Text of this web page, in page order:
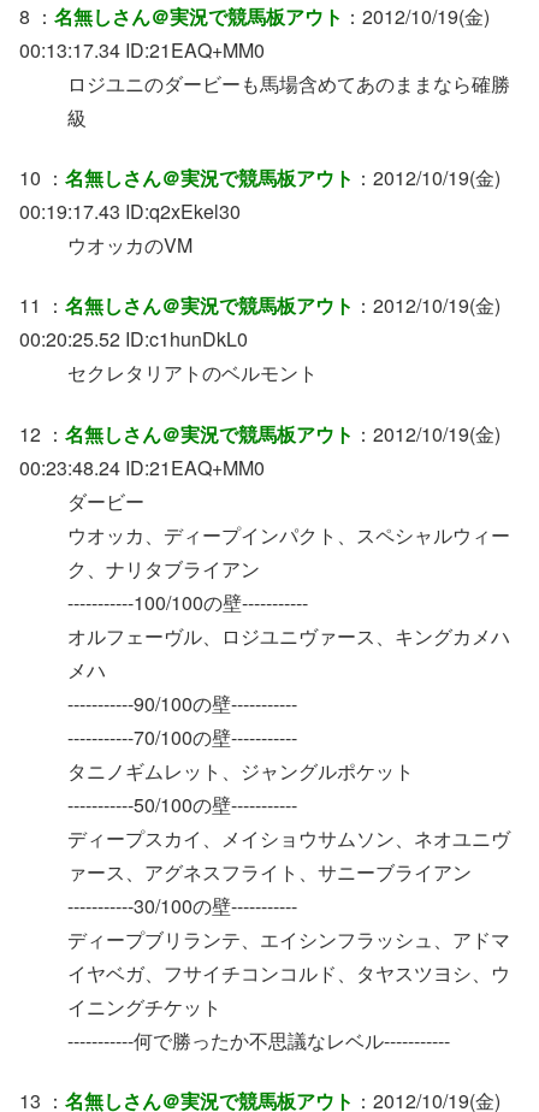
8 ： 名無しさん＠実況で競馬板アウト ：2012/10/19(金)
00:13:17.34 ID:21EAQ+MM0
ロジユニのダービーも馬場含めてあのままなら確勝
級
10 ： 名無しさん＠実況で競馬板アウト ：2012/10/19(金)
00:19:17.43 ID:q2xEkel30
ウオッカのVM
11 ： 名無しさん＠実況で競馬板アウト ：2012/10/19(金)
00:20:25.52 ID:c1hunDkL0
セクレタリアトのベルモント
12 ： 名無しさん＠実況で競馬板アウト ：2012/10/19(金)
00:23:48.24 ID:21EAQ+MM0
ダービー
ウオッカ、ディープインパクト、スペシャルウィー
ク、ナリタブライアン
-----------100/100の壁-----------
オルフェーヴル、ロジユニヴァース、キングカメハ
メハ
-----------90/100の壁-----------
-----------70/100の壁-----------
タニノギムレット、ジャングルポケット
-----------50/100の壁-----------
ディープスカイ、メイショウサムソン、ネオユニヴ
ァース、アグネスフライト、サニーブライアン
-----------30/100の壁-----------
ディープブリランテ、エイシンフラッシュ、アドマ
イヤベガ、フサイチコンコルド、タヤスツヨシ、ウ
イニングチケット
-----------何で勝ったか不思議なレベル-----------
13 ： 名無しさん＠実況で競馬板アウト ：2012/10/19(金)